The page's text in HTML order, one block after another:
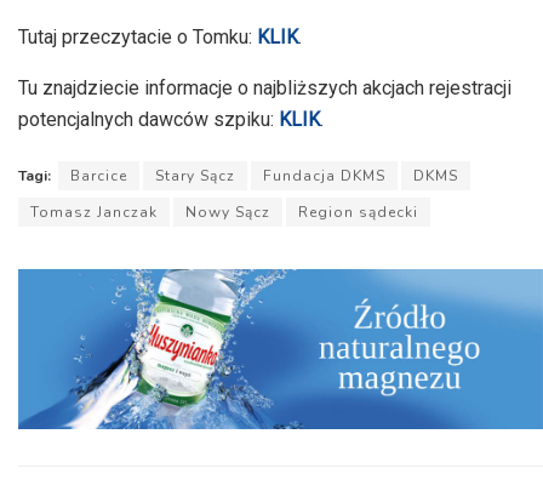
Tutaj przeczytacie o Tomku: KLIK.
Tu znajdziecie informacje o najbliższych akcjach rejestracji
potencjalnych dawców szpiku: KLIK.
Tagi: Barcice Stary Sącz Fundacja DKMS
DKMS
Tomasz Janczak
Nowy Sącz Region sądecki